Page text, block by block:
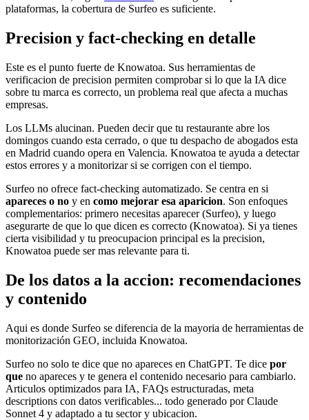
plataformas, la cobertura de Surfeo es suficiente.
Precision y fact-checking en detalle
Este es el punto fuerte de Knowatoa. Sus herramientas de
verificacion de precision permiten comprobar si lo que la IA dice
sobre tu marca es correcto, un problema real que afecta a muchas
empresas.
Los LLMs alucinan. Pueden decir que tu restaurante abre los
domingos cuando esta cerrado, o que tu despacho de abogados esta
en Madrid cuando opera en Valencia. Knowatoa te ayuda a detectar
estos errores y a monitorizar si se corrigen con el tiempo.
Surfeo no ofrece fact-checking automatizado. Se centra en si
apareces o no y en como mejorar esa aparicion. Son enfoques
complementarios: primero necesitas aparecer (Surfeo), y luego
asegurarte de que lo que dicen es correcto (Knowatoa). Si ya tienes
cierta visibilidad y tu preocupacion principal es la precision,
Knowatoa puede ser mas relevante para ti.
De los datos a la accion: recomendaciones
y contenido
Aqui es donde Surfeo se diferencia de la mayoria de herramientas de
monitorización GEO, incluida Knowatoa.
Surfeo no solo te dice que no apareces en ChatGPT. Te dice por
que no apareces y te genera el contenido necesario para cambiarlo.
Articulos optimizados para IA, FAQs estructuradas, meta
descriptions con datos verificables... todo generado por Claude
Sonnet 4 y adaptado a tu sector y ubicacion.